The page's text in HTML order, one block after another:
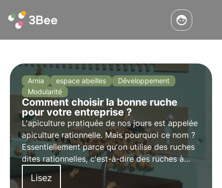
Arnia espace abeilles
Développement
Modularité
Comment choisir la bonne ruche
pour votre entreprise ?
L'apiculture pratiquée de nos jours est appelée
apiculture rationnelle. Mais pourquoi ce nom ?
Essentiellement parce qu'on utilise des ruches
dites rationnelles, c'est-à-dire des ruches à
rayons mobiles qui permettent l'élevage,
l'inspection et la récolte du miel sans détruire
Lisez